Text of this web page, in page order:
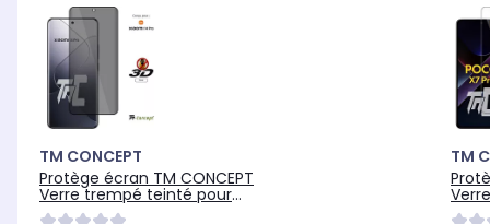
TM CONCEPT
Protège écran TM CONCEPT
Verre trempé teinté pour
Xiaomi 14 Pro
TM
X7